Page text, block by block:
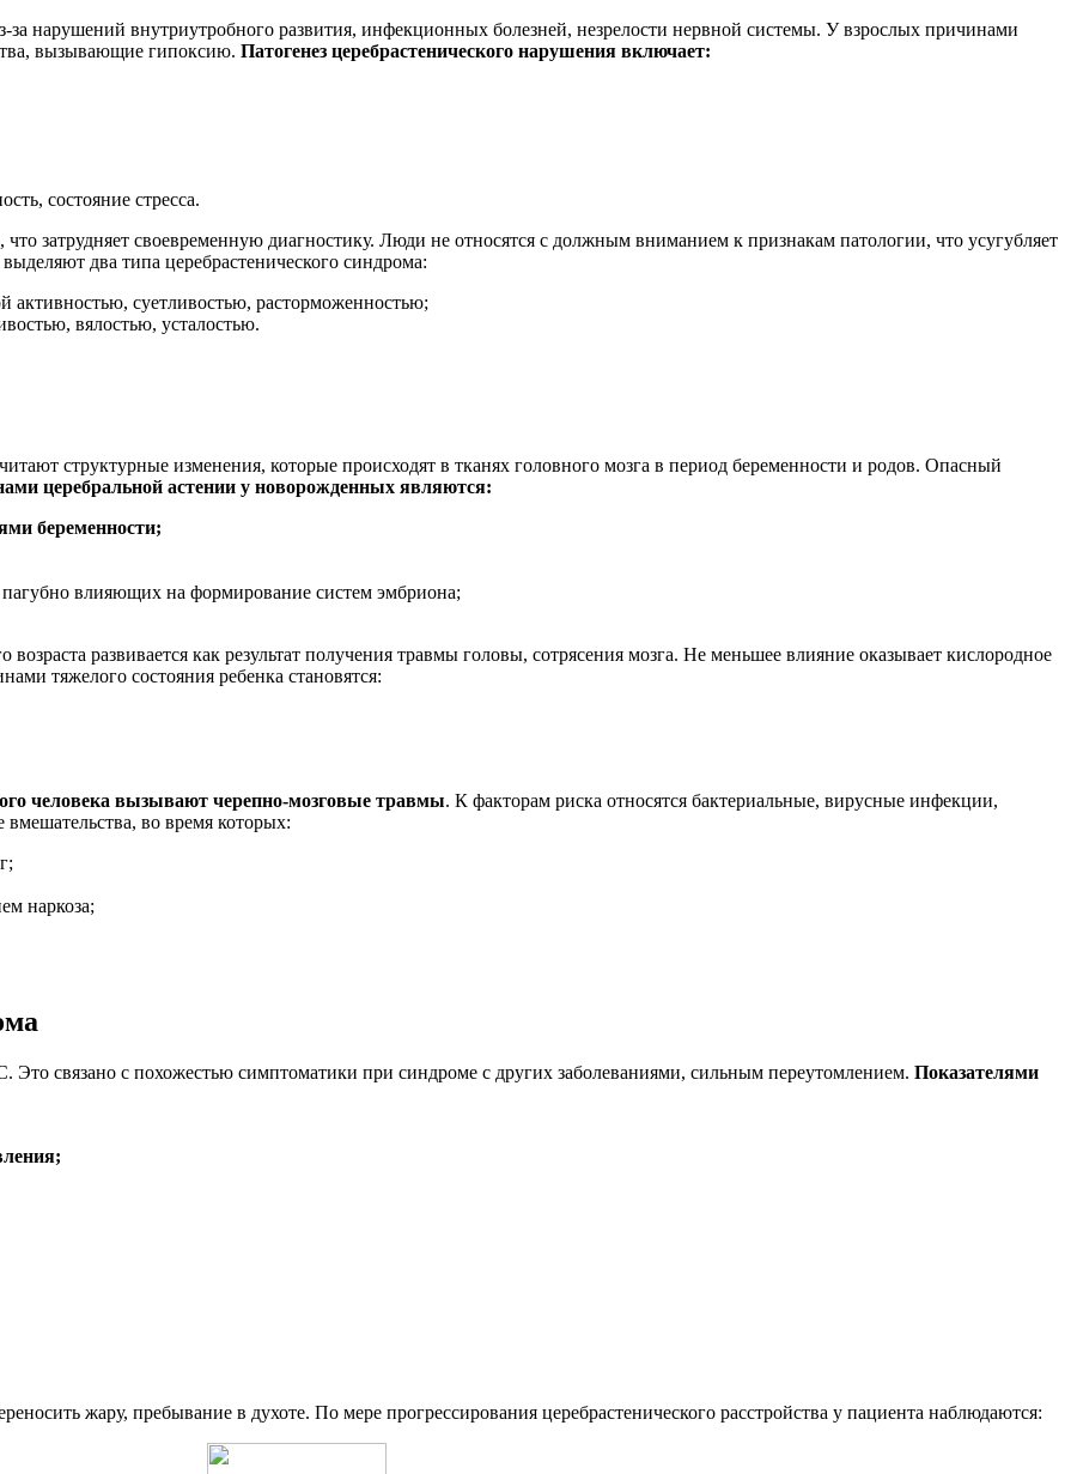
нарушений внутриутробного развития, инфекционных болезней, незрелости нервной системы. У взрослых причинами
вызывающие гипоксию. Патогенез церебрастенического нарушения включает:
состояние стресса.
затрудняет своевременную диагностику. Люди не относятся с должным вниманием к признакам патологии, что усугубляет
два типа церебрастенического синдрома:
активностью, суетливостью, расторможенностью;
вялостью, усталостью.
структурные изменения, которые происходят в тканях головного мозга в период беременности и родов. Опасный
церебральной астении у новорожденных являются:
беременности;
пагубно влияющих на формирование систем эмбриона;
развивается как результат получения травмы головы, сотрясения мозга. Не меньшее влияние оказывает кислородное
тяжелого состояния ребенка становятся:
человека вызывают черепно-мозговые травмы. К факторам риска относятся бактериальные, вирусные инфекции,
во время которых:
наркоза;
связано с похожестью симптоматики при синдроме с других заболеваниями, сильным переутомлением. Показателями
жару, пребывание в духоте. По мере прогрессирования церебрастенического расстройства у пациента наблюдаются: